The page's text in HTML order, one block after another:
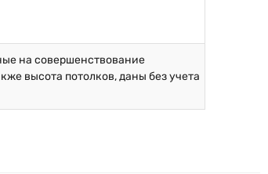
на совершенствование
высота потолков, даны без учета